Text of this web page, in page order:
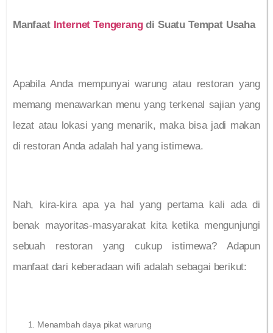
Manfaat Internet Tengerangdi Suatu Tempat Usaha
Apabila Anda mempunyai warung atau restoran yang
memang menawarkan menu yang terkenal sajian yang
lezat atau lokasi yang menarik, maka bisa jadi makan
di restoran Anda adalah hal yang istimewa.
Nah, kira-kira apa ya hal yang pertama kali ada di
benak mayoritas-masyarakat kita ketika mengunjungi
sebuah restoran yang cukup istimewa? Adapun
manfaat dari keberadaan wifi adalah sebagai berikut:
Menambah daya pikat warung